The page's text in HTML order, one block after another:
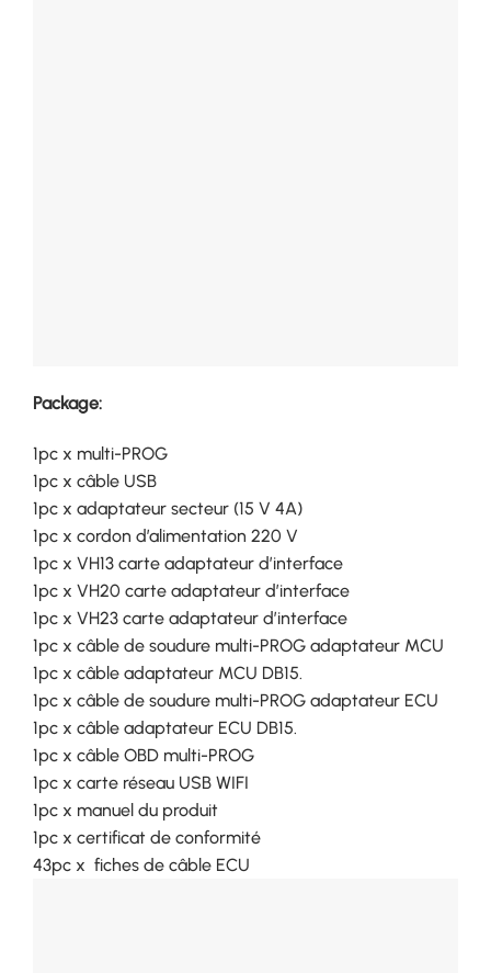
Package:
1pc x multi-PROG
1pc x câble USB
1pc x adaptateur secteur (15 V 4A)
1pc x cordon d’alimentation 220 V
1pc x VH13 carte adaptateur d’interface
1pc x VH20 carte adaptateur d’interface
1pc x VH23 carte adaptateur d’interface
1pc x câble de soudure multi-PROG adaptateur MCU
1pc x câble adaptateur MCU DB15.
1pc x câble de soudure multi-PROG adaptateur ECU
1pc x câble adaptateur ECU DB15.
1pc x câble OBD multi-PROG
1pc x carte réseau USB WIFI
1pc x manuel du produit
1pc x certificat de conformité
43pc x fiches de câble ECU